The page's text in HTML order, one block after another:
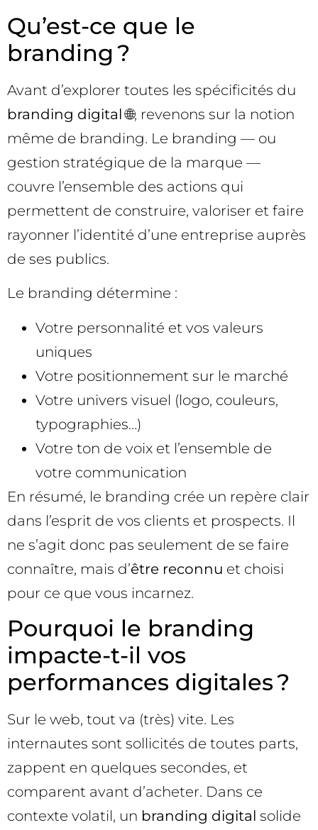
Qu’est-ce que le
branding ?
Avant d’explorer toutes les spécificités du
branding digital🌐, revenons sur la notion
même de branding. Le branding — ou
gestion stratégique de la marque —
couvre l’ensemble des actions qui
permettent de construire, valoriser et faire
rayonner l’identité d’une entreprise auprès
de ses publics.
Le branding détermine :
Votre personnalité et vos valeurs
uniques
Votre positionnement sur le marché
Votre univers visuel (logo, couleurs,
typographies…)
Votre ton de voix et l’ensemble de
votre communication
En résumé, le branding crée un repère clair
dans l’esprit de vos clients et prospects. Il
ne s’agit donc pas seulement de se faire
connaître, mais d’être reconnu et choisi
pour ce que vous incarnez.
Pourquoi le branding
impacte-t-il vos
performances digitales ?
Sur le web, tout va (très) vite. Les
internautes sont sollicités de toutes parts,
zappent en quelques secondes, et
comparent avant d’acheter. Dans ce
contexte volatil, un branding digital solide